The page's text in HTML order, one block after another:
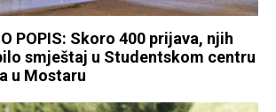
POPIS: Skoro 400 prijava, njih
smještaj u Studentskom centru
u Mostaru